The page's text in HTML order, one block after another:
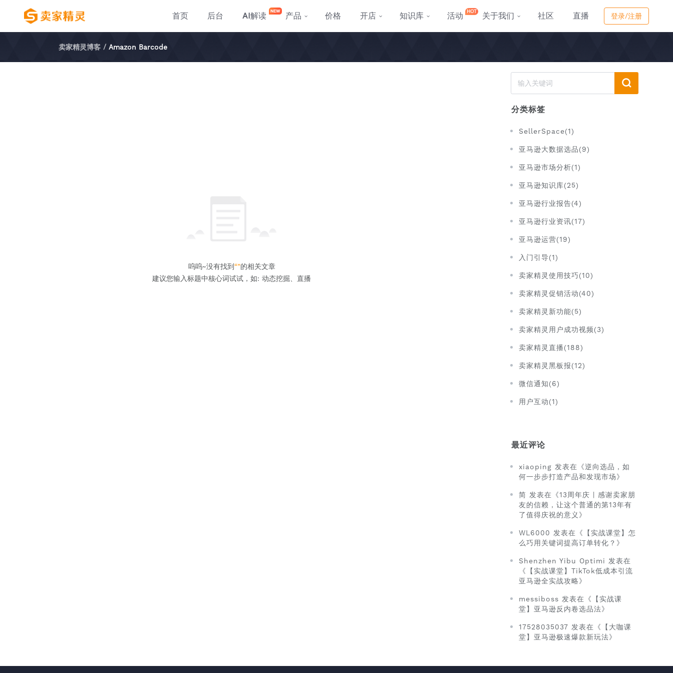
首页 后台 AI解读 产品 价格 开店 知识库 活动 HOT 关于我们 社区 直播 登录/注册
卖家精灵博客 / Amazon Barcode
呜呜~没有找到 “”的相关文章
建议您输入标题中核心词试试，如: 动态挖掘、直播
分类标签
SellerSpace(1)
亚马逊大数据选品(9)
亚马逊市场分析(1)
亚马逊知识库(25)
亚马逊行业报告(4)
亚马逊行业资讯(17)
亚马逊运营(19)
入门引导(1)
卖家精灵使用技巧(10)
卖家精灵促销活动(40)
卖家精灵新功能(5)
卖家精灵用户成功视频(3)
卖家精灵直播(188)
卖家精灵黑板报(12)
微信通知(6)
用户互动(1)
最近评论
xiaoping 发表在《逆向选品，如
何一步步打造产品和发现市场》
简 发表在《13周年庆 | 感谢卖家朋
友的信赖，让这个普通的第13年有
了值得庆祝的意义》
WL6000 发表在《【实战课堂】怎
么巧用关键词提高订单转化？》
Shenzhen Yibu Optimi 发表在
《【实战课堂】TikTok低成本引流
亚马逊全实战攻略》
messiboss 发表在《【实战课
堂】亚马逊反内卷选品法》
17528035037 发表在《【大咖课
堂】亚马逊极速爆款新玩法》